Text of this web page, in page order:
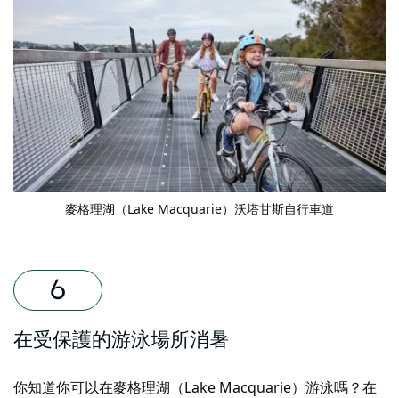
麥格理湖（Lake Macquarie）沃塔甘斯自行車道
在受保護的游泳場所消暑
你知道你可以在麥格理湖（Lake Macquarie）游泳嗎？在